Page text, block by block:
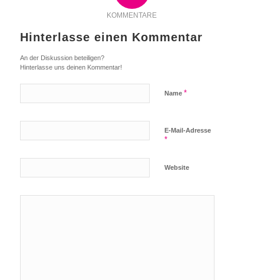
KOMMENTARE
Hinterlasse einen Kommentar
An der Diskussion beteiligen?
Hinterlasse uns deinen Kommentar!
Name *
E-Mail-Adresse
*
Website